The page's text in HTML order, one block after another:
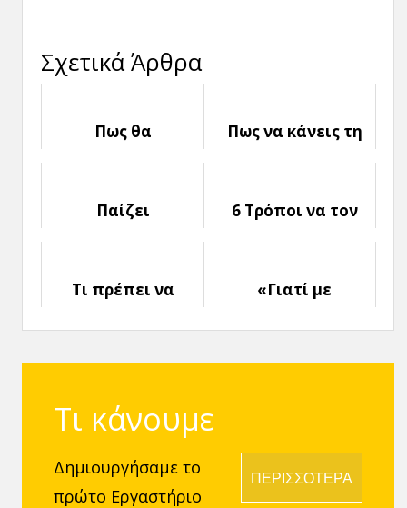
Σχετικά Άρθρα
Πως θα
Πως να κάνεις τη
Παίζει
6 Τρόποι να τον
Τι πρέπει να
με κάποιον που
«Γιατί με
Λόγοι Απιστίας
Τι κάνουμε
ΠΕΡΙΣΣΟΤΕΡΑ
Δημιουργήσαμε το
πρώτο Εργαστήριο